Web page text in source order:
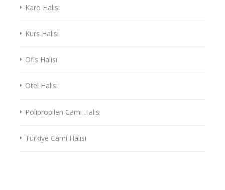
Karo Halısı
Kurs Halısı
Ofis Halısı
Otel Halısı
Polipropilen Cami Halısı
Türkiye Cami Halısı